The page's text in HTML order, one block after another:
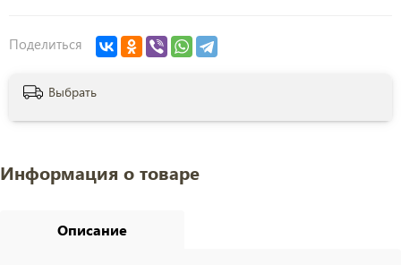
Поделиться
Выбрать
Информация о товаре
Описание